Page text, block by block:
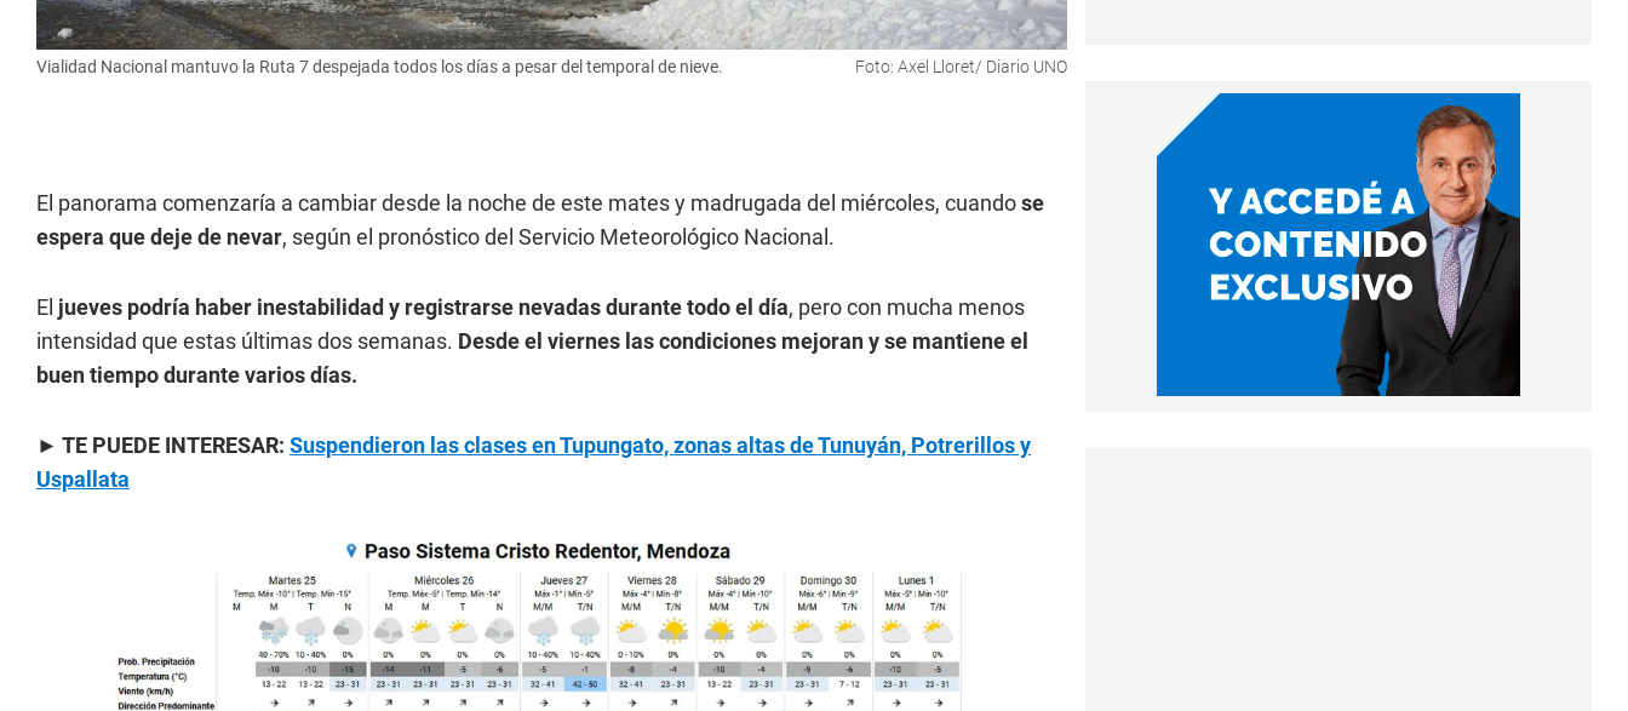
Vialidad Nacional mantuvo la Ruta 7 despejada todos los días a pesar del temporal de nieve. Foto: Axel Lloret/ Diario UNO
El panorama comenzaría a cambiar desde la noche de este mates y madrugada del miércoles, cuandose
espera que deje de nevar, según el pronóstico del Servicio Meteorológico Nacional.
El jueves podría haber inestabilidad y registrarse nevadas durante todo el día, pero con mucha menos
intensidad que estas últimas dos semanas. Desde el viernes las condiciones mejoran y se mantiene el
buen tiempo durante varios días.
► TE PUEDE INTERESAR: Suspendieron las clases en Tupungato, zonas altas de Tunuyán, Potrerillos y
Uspallata